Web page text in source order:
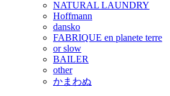
NATURAL LAUNDRY
Hoffmann
dansko
FABRIQUE en planete terre
or slow
BAILER
other
かまわぬ